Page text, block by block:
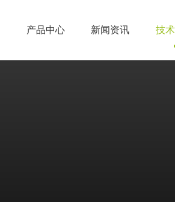
产品中心 新闻资讯 技